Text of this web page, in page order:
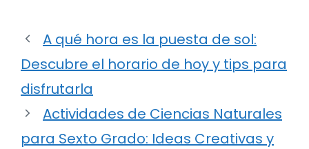
A qué hora es la puesta de sol:
Descubre el horario de hoy y tips para
disfrutarla
Actividades de Ciencias Naturales
para Sexto Grado: Ideas Creativas y